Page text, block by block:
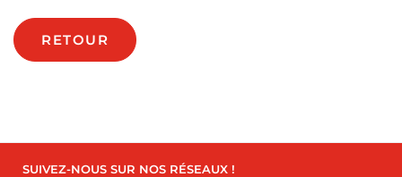
RETOUR
SUIVEZ-NOUS SUR NOS RÉSEAUX !